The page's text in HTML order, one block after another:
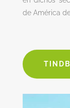
de América